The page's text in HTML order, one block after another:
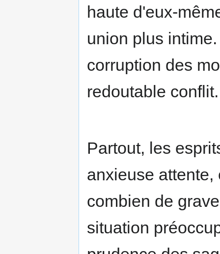
haute d'eux-
union plus
corruption des
redoutable conflit.
Partout, les
anxieuse attente,
combien de
situation